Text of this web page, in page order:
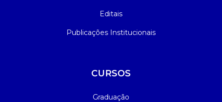
Editais
Publicações Institucionais
CURSOS
Graduação